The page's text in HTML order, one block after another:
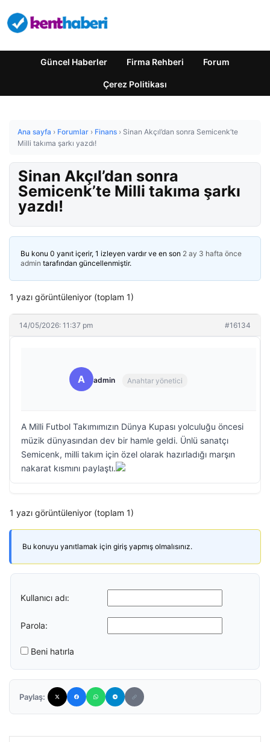
Güncel Haberler Firma Rehberi Forum
Çerez Politikası
Ana sayfa › Forumlar › Finans › Sinan Akçıl’dan sonra Semicenk’te
Milli takıma şarkı yazdı!
Sinan Akçıl’dan sonra
Semicenk’te Milli takıma şarkı
yazdı!
Bu konu 0 yanıt içerir, 1 izleyen vardır ve en son 2 ay 3 hafta önce
admin tarafından güncellenmiştir.
1 yazı görüntüleniyor (toplam 1)
14/05/2026: 11:37 pm #16134
A admin Anahtar yönetici
A Milli Futbol Takımımızın Dünya Kupası yolculuğu öncesi
müzik dünyasından dev bir hamle geldi. Ünlü sanatçı
Semicenk, milli takım için özel olarak hazırladığı marşın
nakarat kısmını paylaştı.
1 yazı görüntüleniyor (toplam 1)
Bu konuyu yanıtlamak için giriş yapmış olmalısınız.
Kullanıcı adı:
Parola:
Beni hatırla
Paylaş: